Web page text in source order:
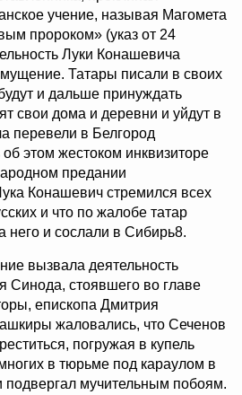
учение, называя Магомета
пророком» (указ от 24
Луки Конашевича
Татары писали в своих
и дальше принуждать
свои дома и деревни и уйдут в
перевели в Белгород
этом жестоком инквизиторе
предании
Конашевич стремился всех
и что по жалобе татар
него и сослали в Сибирь8.
вызвала деятельность
Синода, стоявшего во главе
епископа Дмитрия
жаловались, что Сеченов
погружая в купель
в тюрьме под караулом в
подвергал мучительным побоям.